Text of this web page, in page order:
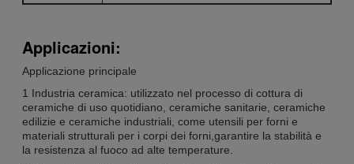
Applicazioni:
Applicazione principale
1 Industria ceramica: utilizzato nel processo di cottura di
ceramiche di uso quotidiano, ceramiche sanitarie, ceramiche
edilizie e ceramiche industriali, come utensili per forni e
materiali strutturali per i corpi dei forni,garantire la stabilità e
la resistenza al fuoco ad alte temperature.